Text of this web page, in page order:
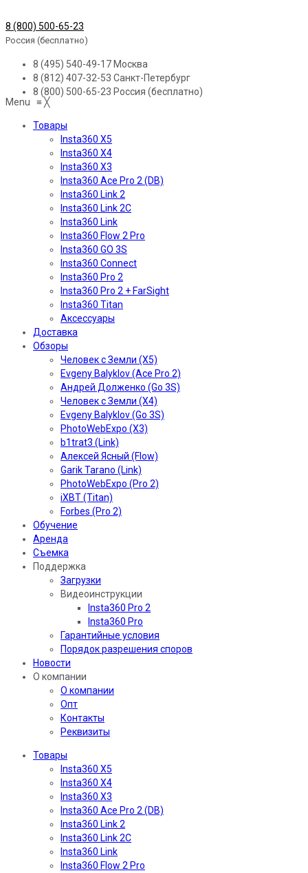
8 (800) 500-65-23
Россия (бесплатно)
8 (495) 540-49-17 Москва
8 (812) 407-32-53 Санкт-Петербург
8 (800) 500-65-23 Россия (бесплатно)
Menu ≡╳
Товары
Insta360 X5
Insta360 X4
Insta360 X3
Insta360 Ace Pro 2 (DB)
Insta360 Link 2
Insta360 Link 2C
Insta360 Link
Insta360 Flow 2 Pro
Insta360 GO 3S
Insta360 Connect
Insta360 Pro 2
Insta360 Pro 2 + FarSight
Insta360 Titan
Аксессуары
Доставка
Обзоры
Человек с Земли (X5)
Evgeny Balyklov (Ace Pro 2)
Андрей Долженко (Go 3S)
Человек с Земли (X4)
Evgeny Balyklov (Go 3S)
PhotoWebExpo (X3)
b1trat3 (Link)
Алексей Ясный (Flow)
Garik Tarano (Link)
PhotoWebExpo (Pro 2)
iXBT (Titan)
Forbes (Pro 2)
Обучение
Аренда
Съемка
Поддержка
Загрузки
Видеоинструкции
Insta360 Pro 2
Insta360 Pro
Гарантийные условия
Порядок разрешения споров
Новости
О компании
О компании
Опт
Контакты
Реквизиты
Товары
Insta360 X5
Insta360 X4
Insta360 X3
Insta360 Ace Pro 2 (DB)
Insta360 Link 2
Insta360 Link 2C
Insta360 Link
Insta360 Flow 2 Pro